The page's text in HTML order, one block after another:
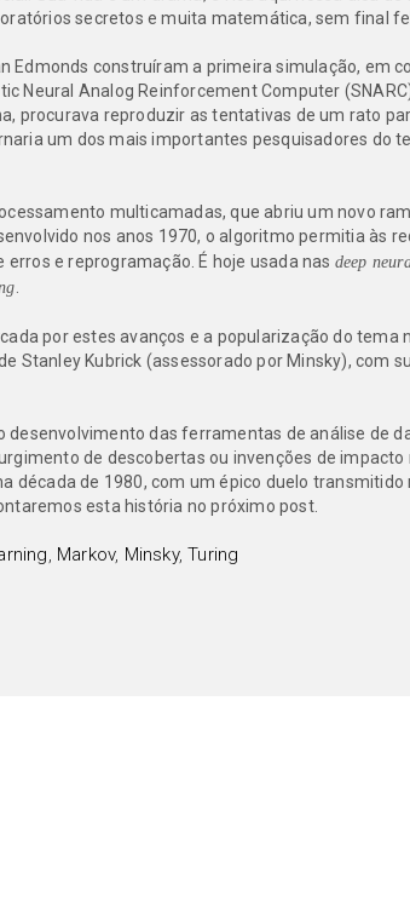
secretos e muita matemática, sem final
Edmonds construíram a primeira simulação, em
Neural Analog Reinforcement Computer
procurava reproduzir as tentativas de um rato
um dos mais importantes pesquisadores do
multicamadas, que abriu um novo
nos anos 1970, o algoritmo permitia às
e reprogramação. É hoje usada nas deep
por estes avanços e a popularização do tema
Stanley Kubrick (assessorado por Minsky), com
desenvolvimento das ferramentas de análise de
de descobertas ou invenções de impacto
década de 1980, com um épico duelo transmitido
esta história no próximo post.
, Markov, Minsky,Turing